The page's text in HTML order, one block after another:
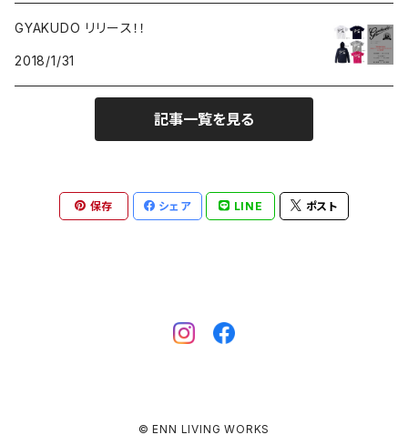
GYAKUDO リリース！！
2018/1/31
記事一覧を見る
保存 シェア LINE ポスト
© ENN LIVING WORKS